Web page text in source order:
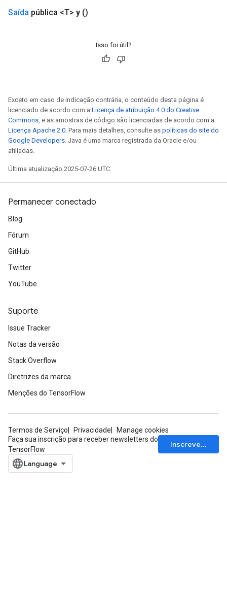
Saída pública <T> y ()
Isso foi útil?
Exceto em caso de indicação contrária, o conteúdo desta página é
licenciado de acordo com a Licença de atribuição 4.0 do Creative
Commons, e as amostras de código são licenciadas de acordo com a
Licença Apache 2.0. Para mais detalhes, consulte as políticas do site do
Google Developers. Java é uma marca registrada da Oracle e/ou
afiliadas.
Última atualização 2025-07-26 UTC.
Permanecer conectado
Blog
Fórum
GitHub
Twitter
YouTube
Suporte
Issue Tracker
Notas da versão
Stack Overflow
Diretrizes da marca
Menções do TensorFlow
Termos de Serviço Privacidade
Manage cookies
Faça sua inscrição para receber newsletters do
TensorFlow
Inscrever-se